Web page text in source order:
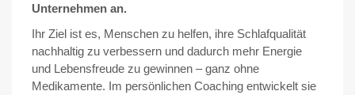
Unternehmen an.
Ihr Ziel ist es, Menschen zu helfen, ihre Schlafqualität
nachhaltig zu verbessern und dadurch mehr Energie
und Lebensfreude zu gewinnen – ganz ohne
Medikamente. Im persönlichen Coaching entwickelt sie